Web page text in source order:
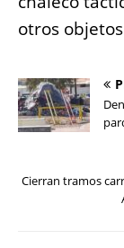
otros
Cierran tramos